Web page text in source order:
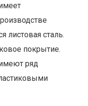
листовая сталь.
покрытие.
ряд